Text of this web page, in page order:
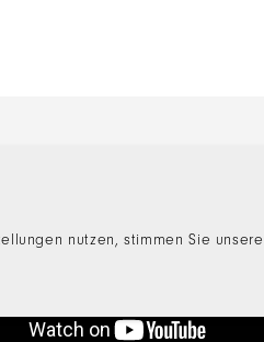
nutzen, stimmen Sie